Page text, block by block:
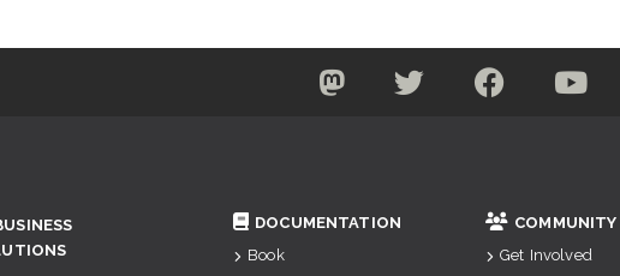
DOCUMENTATION
Book
COMMUNITY
Get Involved